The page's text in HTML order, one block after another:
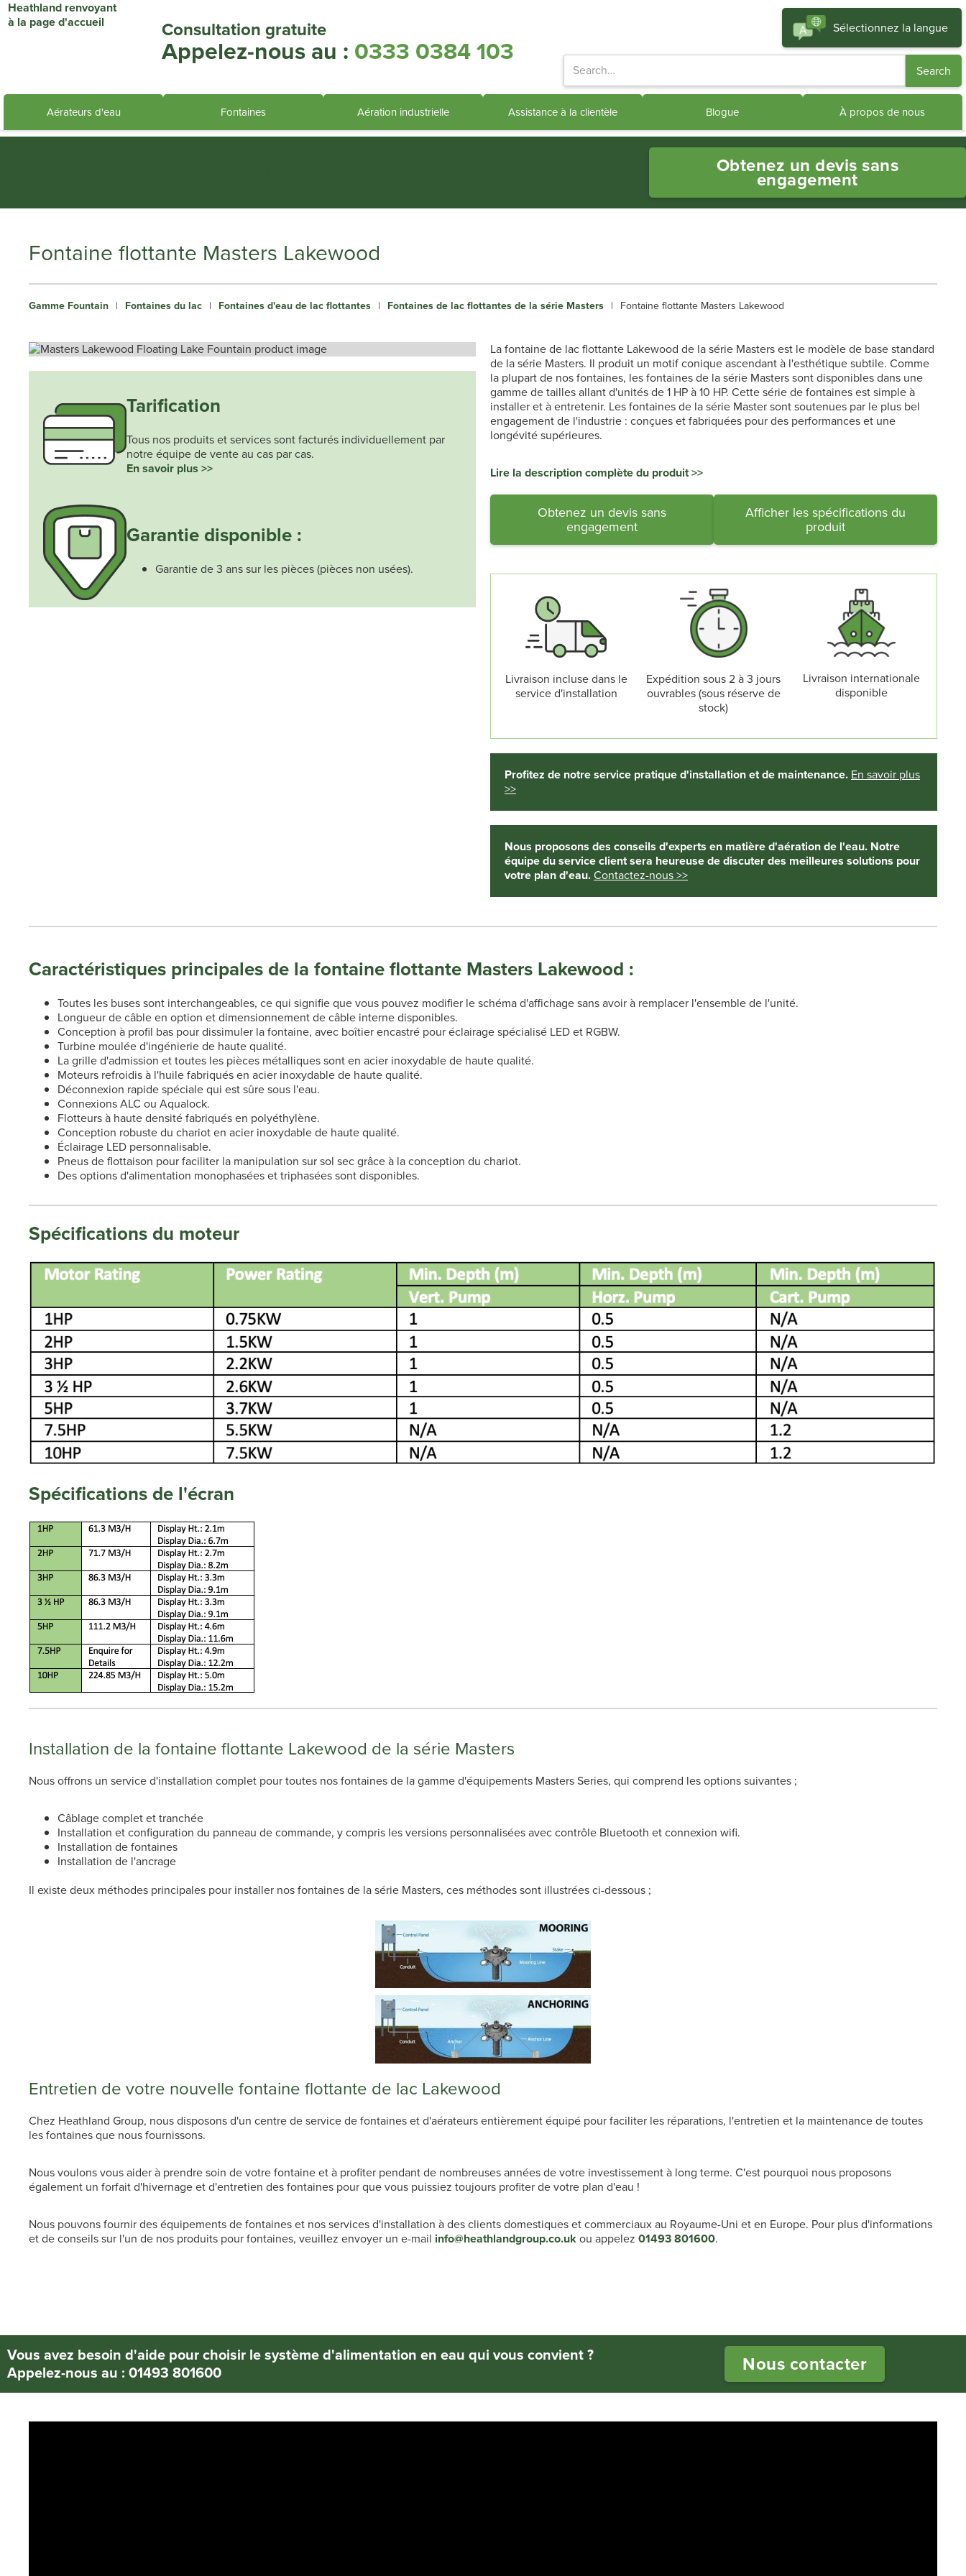
Consultation gratuite
Appelez-nous au : 0333 0384 103
Sélectionnez la langue
Aérateurs d'eau Fontaines Aération industrielle Assistance à la clientèle Blogue À propos de nous
Obtenez un devis sans
engagement
Fontaine flottante Masters Lakewood
Gamme Fountain | Fontaines du lac | Fontaines d'eau de lac flottantes | Fontaines de lac flottantes de la série Masters | Fontaine flottante Masters Lakewood
Tarification
Tous nos produits et services sont facturés individuellement par
notre équipe de vente au cas par cas.
En savoir plus >>
Garantie disponible :
Garantie de 3 ans sur les pièces (pièces non usées).
La fontaine de lac flottante Lakewood de la série Masters est le modèle de base standard
de la série Masters. Il produit un motif conique ascendant à l'esthétique subtile. Comme
la plupart de nos fontaines, les fontaines de la série Masters sont disponibles dans une
gamme de tailles allant d'unités de 1 HP à 10 HP. Cette série de fontaines est simple à
installer et à entretenir. Les fontaines de la série Master sont soutenues par le plus bel
engagement de l'industrie : conçues et fabriquées pour des performances et une
longévité supérieures.
Lire la description complète du produit >>
Obtenez un devis sans
engagement
Afficher les spécifications du
produit
Livraison incluse dans le
service d'installation
Expédition sous 2 à 3 jours
ouvrables (sous réserve de
stock)
Livraison internationale
disponible
Profitez de notre service pratique d'installation et de maintenance. En savoir plus
>>
Nous proposons des conseils d'experts en matière d'aération de l'eau. Notre
équipe du service client sera heureuse de discuter des meilleures solutions pour
votre plan d'eau.Contactez-nous >>
Caractéristiques principales de la fontaine flottante Masters Lakewood :
Toutes les buses sont interchangeables, ce qui signifie que vous pouvez modifier le schéma d'affichage sans avoir à remplacer l'ensemble de l'unité.
Longueur de câble en option et dimensionnement de câble interne disponibles.
Conception à profil bas pour dissimuler la fontaine, avec boîtier encastré pour éclairage spécialisé LED et RGBW.
Turbine moulée d'ingénierie de haute qualité.
La grille d'admission et toutes les pièces métalliques sont en acier inoxydable de haute qualité.
Moteurs refroidis à l'huile fabriqués en acier inoxydable de haute qualité.
Déconnexion rapide spéciale qui est sûre sous l'eau.
Connexions ALC ou Aqualock.
Flotteurs à haute densité fabriqués en polyéthylène.
Conception robuste du chariot en acier inoxydable de haute qualité.
Éclairage LED personnalisable.
Pneus de flottaison pour faciliter la manipulation sur sol sec grâce à la conception du chariot.
Des options d'alimentation monophasées et triphasées sont disponibles.
Spécifications du moteur
Spécifications de l'écran
Installation de la fontaine flottante Lakewood de la série Masters
Nous offrons un service d'installation complet pour toutes nos fontaines de la gamme d'équipements Masters Series, qui comprend les options suivantes ;
Câblage complet et tranchée
Installation et configuration du panneau de commande, y compris les versions personnalisées avec contrôle Bluetooth et connexion wifi.
Installation de fontaines
Installation de l'ancrage
Il existe deux méthodes principales pour installer nos fontaines de la série Masters, ces méthodes sont illustrées ci-dessous ;
Entretien de votre nouvelle fontaine flottante de lac Lakewood
Chez Heathland Group, nous disposons d'un centre de service de fontaines et d'aérateurs entièrement équipé pour faciliter les réparations, l'entretien et la maintenance de toutes
les fontaines que nous fournissons.
Nous voulons vous aider à prendre soin de votre fontaine et à profiter pendant de nombreuses années de votre investissement à long terme. C'est pourquoi nous proposons
également un forfait d'hivernage et d'entretien des fontaines pour que vous puissiez toujours profiter de votre plan d'eau !
Nous pouvons fournir des équipements de fontaines et nos services d'installation à des clients domestiques et commerciaux au Royaume-Uni et en Europe. Pour plus d'informations
et de conseils sur l'un de nos produits pour fontaines, veuillez envoyer un e-mail info@heathlandgroup.co.ukou appelez 01493 801600.
Vous avez besoin d'aide pour choisir le système d'alimentation en eau qui vous convient ?
Appelez-nous au : 01493 801600
Nous contacter